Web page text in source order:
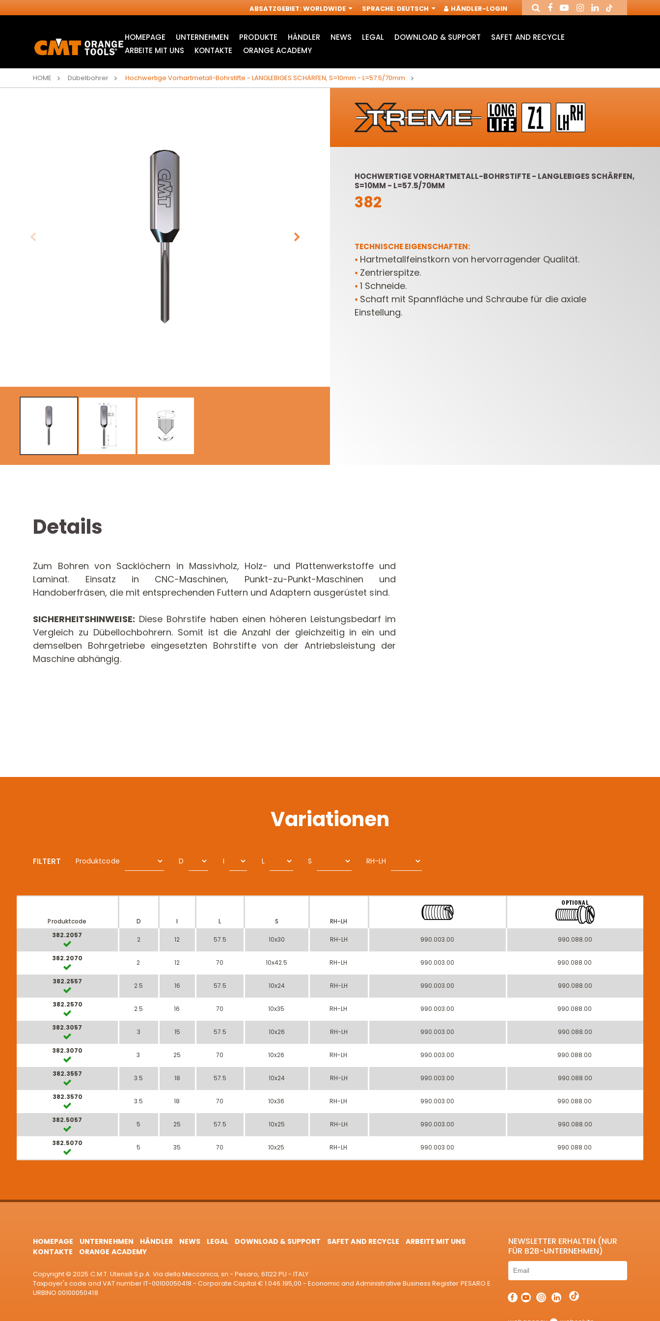
ABSATZGEBIET:WORLDWIDE SPRACHE: DEUTSCH HÄNDLER-LOGIN
HOMEPAGE UNTERNEHMEN PRODUKTE
STICHSÄGEBLÄTTER
SÄBELSÄGEBLÄTTER
INDUSTRIELLE
OBERFRÄSE FRÄSER
SPANNFUTTER UND
HÄNDLER NEWS LEGAL DOWNLOAD & SUPPORT
SAFET AND RECYCLE
ARBEITE MIT UNS
KONTAKTE ORANGE ACADEMY
HOME Dübelbohrer Hochwertige Vorhartmetall-Bohrstifte - LANGLEBIGES SCHÄRFEN, S=10mm - L=57.5/70mm
HOCHWERTIGE VORHARTMETALL-BOHRSTIFTE - LANGLEBIGES SCHÄRFEN,
S=10MM - L=57.5/70MM
382
TECHNISCHE EIGENSCHAFTEN:
• Hartmetallfeinstkorn von hervorragender Qualität.
• ​​​​​​​ Zentrierspitze.
• ​​​​​​​1 Schneide.
• ​​​​​​​ Schaft mit Spannfläche und Schraube für die axiale
Einstellung.
Details
Zum Bohren von Sacklöchern in Massivholz, Holz- und Plattenwerkstoffe und
Laminat. Einsatz in CNC-Maschinen, Punkt-zu-Punkt-Maschinen und
Handoberfräsen, die mit entsprechenden Futtern und Adaptern ausgerüstet sind.
SICHERHEITSHINWEISE: Diese Bohrstife haben einen höheren Leistungsbedarf im
Vergleich zu Dübellochbohrern. Somit ist die Anzahl der gleichzeitig in ein und
demselben Bohrgetriebe eingesetzten Bohrstifte von der Antriebsleistung der
Maschine abhängig.
Variationen
FILTERT Produktcode D I L S RH-LH
Produktcode D I L S
RH-LH
382.2057
2 12 57.5 10x30 RH-LH 990.003.00 990.088.00
382.2070
2 12 70 10x42.5 RH-LH 990.003.00 990.088.00
382.2557
2.5 16 57.5 10x24 RH-LH 990.003.00 990.088.00
382.2570
2.5 16 70 10x35 RH-LH 990.003.00 990.088.00
382.3057
3 15 57.5 10x26 RH-LH 990.003.00 990.088.00
382.3070
3 25 70 10x26 RH-LH 990.003.00 990.088.00
382.3557
3.5 18 57.5 10x24 RH-LH 990.003.00 990.088.00
382.3570
3.5 18 70 10x36 RH-LH 990.003.00 990.088.00
382.5057
5 25 57.5 10x25 RH-LH 990.003.00 990.088.00
382.5070
5 35 70 10x25 RH-LH 990.003.00 990.088.00
HOMEPAGE UNTERNEHMEN HÄNDLER NEWS LEGAL DOWNLOAD & SUPPORT SAFET AND RECYCLE
ARBEITE MIT UNS
KONTAKTE
ORANGE ACADEMY
Copyright © 2025 C.M.T. Utensili S.p.A. Via della Meccanica, sn - Pesaro, 61122 PU - ITALY
Taxpayer's code and VAT number IT-00100050418 - Corporate Capital € 1.046.195,00 - Economic and Administrative Business Register PESARO E
URBINO 00100050418
NEWSLETTER ERHALTEN (NUR
FÜR B2B-UNTERNEHMEN)